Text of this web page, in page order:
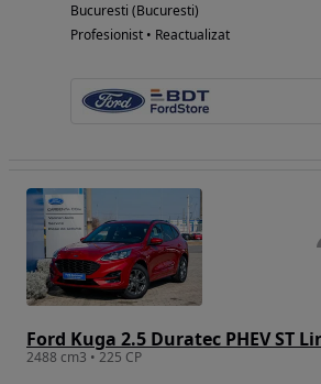
Bucuresti (Bucuresti)
Profesionist • Reactualizat
Ford Kuga 2.5 Duratec PHEV ST
2488 cm3 • 225 CP